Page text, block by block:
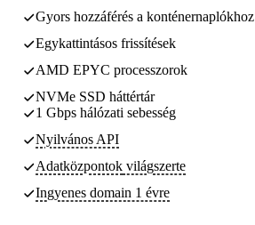
Gyors hozzáférés a konténernaplókhoz
Egykattintásos frissítések
AMD EPYC processzorok
NVMe SSD háttértár
1 Gbps hálózati sebesség
Nyilvános API
Adatközpontok világszerte
Ingyenes domain 1 évre